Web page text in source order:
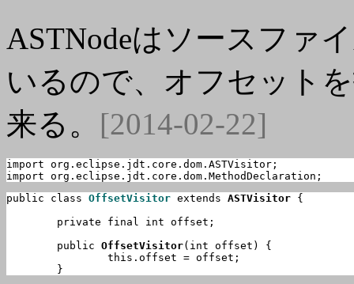
ASTNodeはソースファ
いるので、オフセット
来る。 [2014-02-22]
import org.eclipse.jdt.core.dom.ASTVisitor;
import org.eclipse.jdt.core.dom.MethodDeclaration;
public class OffsetVisitor extends ASTVisitor {
	public
OffsetVisitor(int offset) {
	}